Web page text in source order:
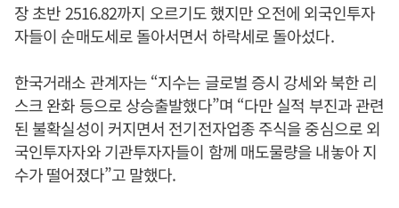
장 초반 2516.82까지 오르기도 했지만 오전에 외국인투자
자들이 순매도세로 돌아서면서 하락세로 돌아섰다.
한국거래소 관계자는 “지수는 글로벌 증시 강세와 북한 리
스크 완화 등으로 상승출발했다”며 “다만 실적 부진과 관련
된 불확실성이 커지면서 전기전자업종 주식을 중심으로 외
국인투자자와 기관투자자들이 함께 매도물량을 내놓아 지
수가 떨어졌다”고 말했다.